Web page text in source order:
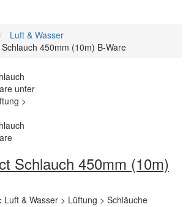
Luft & Wasser
450mm (10m) B-Ware
Schlauch 450mm (10m)
Luft & Wasser > Lüftung > Schläuche